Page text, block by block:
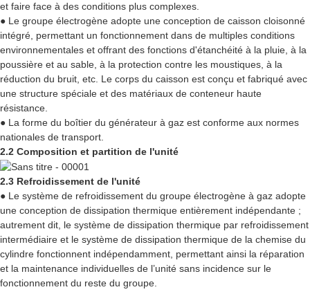
et faire face à des conditions plus complexes.
● Le groupe électrogène adopte une conception de caisson cloisonné
intégré, permettant un fonctionnement dans de multiples conditions
environnementales et offrant des fonctions d'étanchéité à la pluie, à la
poussière et au sable, à la protection contre les moustiques, à la
réduction du bruit, etc. Le corps du caisson est conçu et fabriqué avec
une structure spéciale et des matériaux de conteneur haute
résistance.
● La forme du boîtier du générateur à gaz est conforme aux normes
nationales de transport.
2.2 Composition et partition de l'unité
2.3 Refroidissement de l'unité
● Le système de refroidissement du groupe électrogène à gaz adopte
une conception de dissipation thermique entièrement indépendante ;
autrement dit, le système de dissipation thermique par refroidissement
intermédiaire et le système de dissipation thermique de la chemise du
cylindre fonctionnent indépendamment, permettant ainsi la réparation
et la maintenance individuelles de l’unité sans incidence sur le
fonctionnement du reste du groupe.